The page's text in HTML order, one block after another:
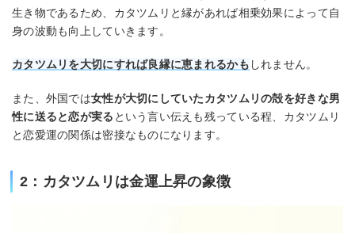
生き物であるため、カタツムリと縁があれば相乗効果によって自
身の波動も向上していきます。
カタツムリを大切にすれば良縁に恵まれるかも しれません。
また、外国では女性が大切にしていたカタツムリの殻を好きな男
性に送ると恋が実る という言い伝えも残っている程、カタツムリ
と恋愛運の関係は密接なものになります。
2：カタツムリは金運上昇の象徴